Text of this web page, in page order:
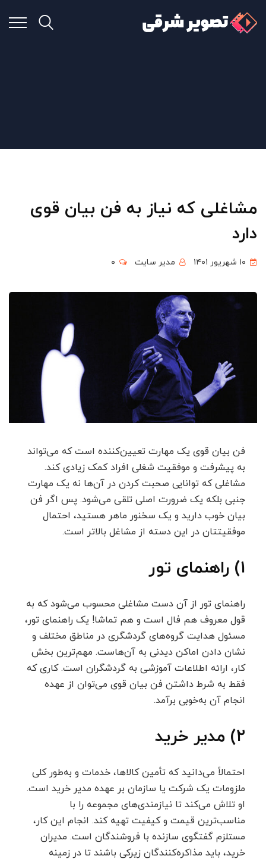
مشاغلی که نیاز به فن بیان قوی
دارد
۱۰ شهریور ۱۴۰۱ مدیر سایت
فن بیان قوی یک مهارت تعیین‌کننده است که می‌تواند
به پیشرفت و موفقیت شغلی افراد کمک زیادی کند.
مشاغلی که توانایی صحبت کردن در آن‌ها نه یک مهارت
جنبی بلکه یک ضرورت اصلی تلقی می‌شود. پس اگر فن
بیان خوب دارید و یک سخنور ماهر هستید، احتمال
موفقیتتان در این دسته از مشاغل بالاتر است.
۱) راهنمای تور
راهنمای تور از آن دست مشاغلی محسوب می‌شود که به
قول معروف هم فال است و هم تماشا! یک راهنمای تور،
مسئول هدایت گروه‌های گردشگری در مناطق مختلف و
نشان دادن اماکن دیدنی به آن‌هاست. مهم‌ترین بخش
کار، ارائه اطلاعات آموزشی به گردشگران است. کاری که
فقط به شرط داشتن فن بیان قوی می‌توان از عهده
انجام آن به‌خوبی برآمد.
۲) مدیر خرید
احتمالاً می‌دانید که تأمین کالاها، خدمات و به‌طور کلی
ملزومات یک شرکت یا سازمان بر عهده مدیر خرید است.
او تلاش می‌کند تا نیازمندی‌های مجموعه را با
مناسب‌ترین قیمت و کیفیت تهیه کند. انجام این کار،
مستلزم گفتگوی سازنده با فروشندگان است. مدیران
خرید، باید مذاکره‌کنندگان زیرکی باشند تا در زمینه